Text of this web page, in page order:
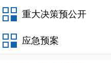
重大决策预公开
应急预案